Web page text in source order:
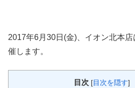
2017年6月30日(金)、イオン北本
催します。
目次 [ 目次を隠す]